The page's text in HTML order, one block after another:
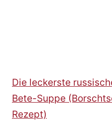
Die leckerste
Bete-Suppe
Rezept)